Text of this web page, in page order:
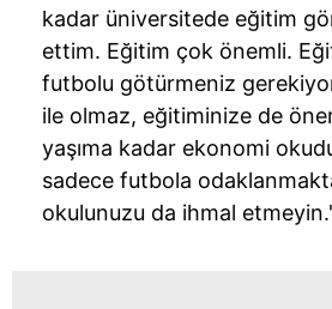
kadar üniversitede eğitim
ettim. Eğitim çok önemli.
futbolu götürmeniz
ile olmaz, eğitiminize de
yaşıma kadar ekonomi
sadece futbola
okulunuzu da ihmal